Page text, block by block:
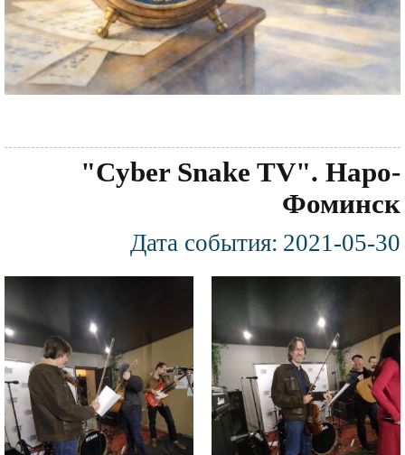
"Cyber Snake TV". Наро-
Фоминск
Дата события: 2021-05-30
Файл
изображения
Файл
изображения